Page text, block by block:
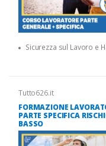
Sicurezza sul Lavoro e
Tutto626.it
FORMAZIONE
PARTE SPECIFICA
BASSO